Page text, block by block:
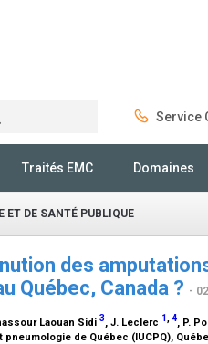
Service
Traités EMC Domaines
ET DE SANTÉ PUBLIQUE
des
Québec, Canada ? -
Laouan Sidi 3, J. Leclerc 1,4, P.
de Québec (IUCPQ),